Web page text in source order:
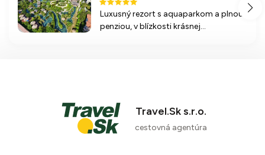
Luxusný rezort s aquaparkom a plnou
penziou, v blízkosti krásnej
Travel.Sk s.r.o.
cestovná agentúra